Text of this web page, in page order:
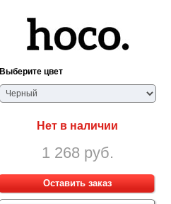
Выберите цвет
Нет в наличии
1 268 руб.